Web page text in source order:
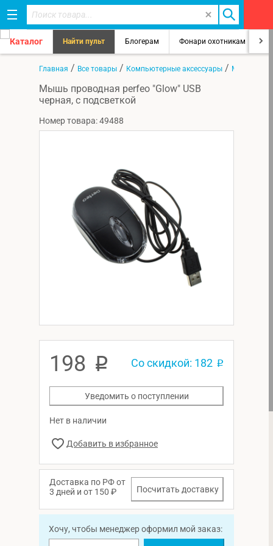
Каталог Найти пульт Блогерам Фонари охотникам
Главная / Все товары / Компьютерные аксессуары / Мыши
Мышь проводная perfeo "Glow" USB
черная, с подсветкой
Номер товара: 49488
198 p Со скидкой: 182 p
Уведомить о поступлении
Нет в наличии
Доставка по РФ от
3 дней и от 150 ₽
Посчитать доставку
Хочу, чтобы менеджер оформил мой заказ: